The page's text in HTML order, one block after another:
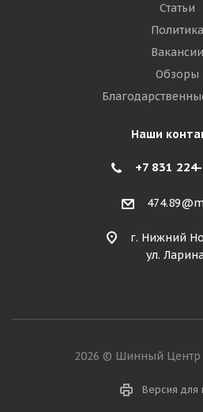
Статьи
Политика
Вакансии
Обзоры
Наши
+7 831
г. Нижний
ул.
2026 © Шинный Центр
Версия для